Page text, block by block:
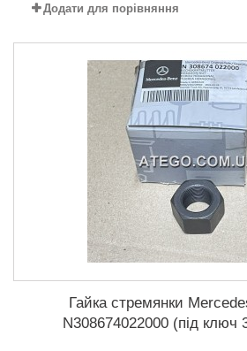
Додати для порівняння
Гайка стремянки
N308674022000 (під ключ